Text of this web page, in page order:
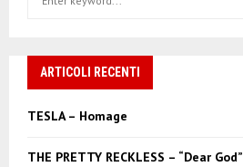
h
o
ARTICOLI RECENTI
TESLA – Homage
THE PRETTY RECKLESS – “Dear God”